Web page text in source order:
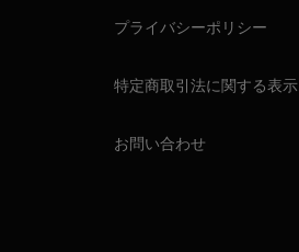
プライバシーポリシー
特定商取引法に関する表示
お問い合わせ